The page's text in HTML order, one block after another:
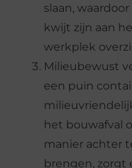
slaan,
kwijt zijn aan
werkplek
Milieubewust
een puin
het bouwafval
manier achter
brengen, zorgt